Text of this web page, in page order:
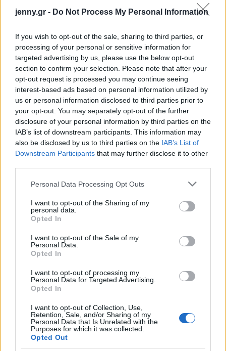
jenny.gr - Do Not Process My Personal Information
If you wish to opt-out of the sale, sharing to third parties, or
processing of your personal or sensitive information for
targeted advertising by us, please use the below opt-out
section to confirm your selection. Please note that after your
opt-out request is processed you may continue seeing
interest-based ads based on personal information utilized by
us or personal information disclosed to third parties prior to
your opt-out. You may separately opt-out of the further
disclosure of your personal information by third parties on the
IAB’s list of downstream participants. This information may
also be disclosed by us to third parties on the IAB’s List of
Downstream Participants that may further disclose it to other
Please note that this website/app uses one or more Google
not limited to your visit or usage behaviour. You may click to
grant or deny consent to Google and its third-party tags to
use your data for below specified purposes in below Google
consent section.
Personal Data Processing Opt Outs
I want to opt-out of the Sharing of my
personal data.
Opted In
I want to opt-out of the Sale of my
Personal Data.
Opted In
I want to opt-out of processing my
Personal Data for Targeted Advertising.
Opted In
I want to opt-out of Collection, Use,
Retention, Sale, and/or Sharing of my
Personal Data that Is Unrelated with the
Purposes for which it was collected.
Opted Out
Δείτε αυτή τη δημοσίευση στο Instagram.